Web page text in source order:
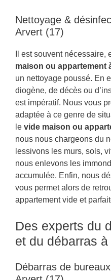
Nettoyage &
Arvert (17)
Il est souvent nécessaire,
maison ou appartement
un nettoyage poussé. En
diogène, de décès ou
est impératif. Nous vous
adaptée à ce genre de
le vide maison ou
nous nous chargeons du
lessivons les murs, sols,
nous enlevons les
accumulée. Enfin, nous
vous permet alors de
appartement vide et
Des experts du
et du débarras
Débarras de